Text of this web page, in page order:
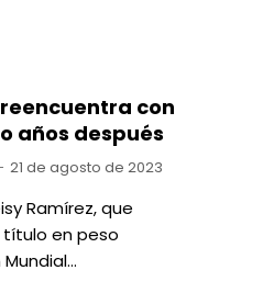
con
años después
21 de agosto de 2023
Ramírez, que
en peso